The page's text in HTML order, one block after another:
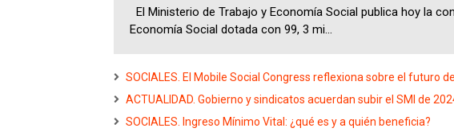
El Ministerio de Trabajo y Economía Social publica hoy la
Economía Social dotada con 99, 3 mi...
SOCIALES. El Mobile Social Congress reflexiona sobre el futuro
ACTUALIDAD. Gobierno y sindicatos acuerdan subir el SMI de
SOCIALES. Ingreso Mínimo Vital: ¿qué es y a quién beneficia?